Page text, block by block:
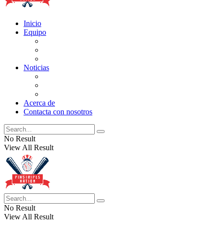
Inicio
Equipo
Noticias
Acerca de
Contacta con nosotros
No Result
View All Result
No Result
View All Result